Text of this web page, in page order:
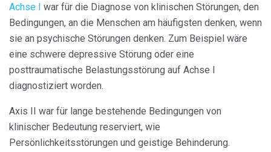
Achse I war für die Diagnose von klinischen Störungen, den
Bedingungen, an die Menschen am häufigsten denken, wenn
sie an psychische Störungen denken. Zum Beispiel wäre
eine schwere depressive Störung oder eine
posttraumatische Belastungsstörung auf Achse I
diagnostiziert worden.
Axis II war für lange bestehende Bedingungen von
klinischer Bedeutung reserviert, wie
Persönlichkeitsstörungen und geistige Behinderung.